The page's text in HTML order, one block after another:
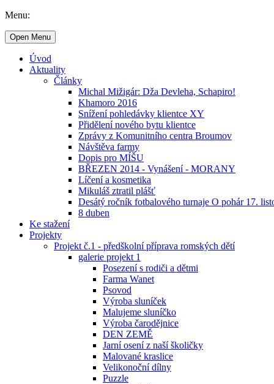
Menu:
Open Menu
Úvod
Aktuality
Články
Michal Mižigár: Dža Devleha, Schapiro!
Khamoro 2016
Snížení pohledávky klientce XY
Přidělení nového bytu klientce
Zprávy z Komunitního centra Broumov
Návštěva farmy
Dopis pro MÍŠU
BŘEZEN 2014 - Vynášení - MORANY
Líčení a kosmetika
Mikuláš ztratil plášť
Desátý ročník fotbalového turnaje O pohár 17.
8 duben
Ke stažení
Projekty
Projekt č.1 - předškolní příprava romských dětí
galerie projekt 1
Posezení s rodiči a dětmi
Farma Wanet
Psovod
Výroba sluníček
Malujeme sluníčko
Výroba čarodějnice
DEN ZEMĚ
Jarní osení z naší školičky
Malované kraslice
Velikonoční dílny
Puzzle